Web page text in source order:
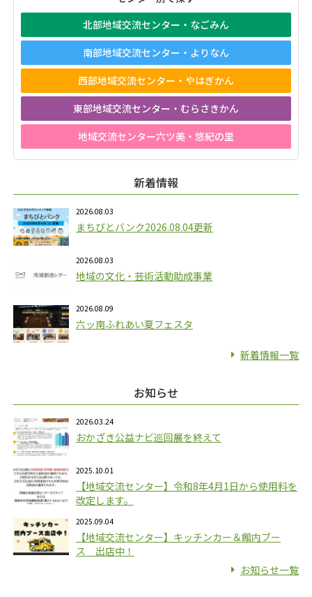
北部地域交流センター・なごみん
南部地域交流センター・よりなん
西部地域交流センター・やはぎかん
東部地域交流センター・むらさきかん
地域交流センター六ツ美・悠紀の里
新着情報
2026.08.03
まちびとバンク2026.08.04更新
2026.08.03
地域の文化・芸術活動助成事業
2026.08.09
六ッ南ふれあい夏フェスタ
新着情報一覧
お知らせ
2026.03.24
おかざき公益ナビ巡回展を終えて
2025.10.01
【地域交流センター】令和8年4月1日から使用料を
改定します。
2025.09.04
【地域交流センター】キッチンカー＆館内ブー
ス 出店中！
お知らせ一覧